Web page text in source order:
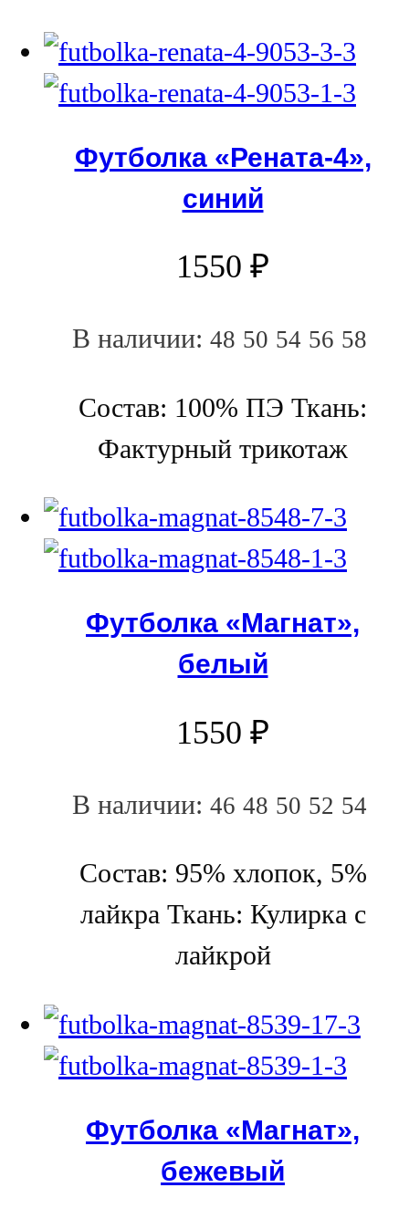
Футболка «Рената-4»,
синий
1550 ₽
В наличии: 48 50 54 56 58
Состав: 100% ПЭ Ткань:
Фактурный трикотаж
Футболка «Магнат»,
белый
1550 ₽
В наличии: 46 48 50 52 54
Состав: 95% хлопок, 5%
лайкра Ткань: Кулирка с
лайкрой
Футболка «Магнат»,
бежевый